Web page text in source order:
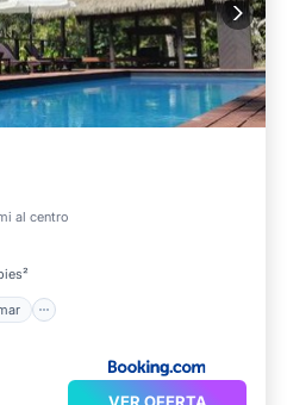
al centro
Frente al mar
VER OFERTA